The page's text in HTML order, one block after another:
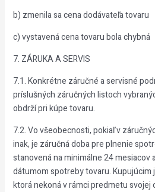
b) zmenila sa cena dodávateľa tovaru
c) vystavená cena tovaru bola chybná
7. ZÁRUKA A SERVIS
7.1. Konkrétne záručné a servisné
príslušných záručných listoch
obdrží pri kúpe tovaru.
7.2. Vo všeobecnosti, pokiaľ v
inak, je záručná doba pre plnenie
stanovená na minimálne 24 mesiacov
dátumom spotreby tovaru. Kupujúcim
ktorá nekoná v rámci predmetu svojej